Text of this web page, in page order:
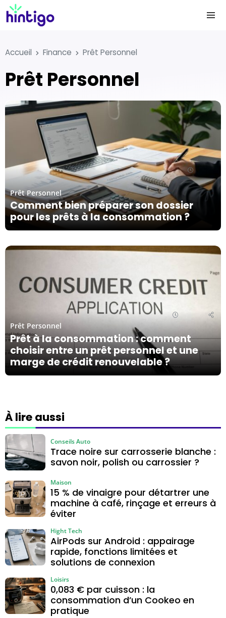
Accueil Finance Prêt Personnel
Prêt Personnel
Comment bien préparer son dossier
pour les prêts à la consommation ?
Prêt Personnel
Prêt à la consommation : comment
choisir entre un prêt personnel et une
marge de crédit renouvelable ?
Prêt Personnel
À lire aussi
Trace noire sur carrosserie blanche :
savon noir, polish ou carrossier ?
Conseils Auto
15 % de vinaigre pour détartrer une
machine à café, rinçage et erreurs à
éviter
Maison
AirPods sur Android : appairage
rapide, fonctions limitées et
solutions de connexion
Hight Tech
0,083 € par cuisson : la
consommation d’un Cookeo en
pratique
Loisirs